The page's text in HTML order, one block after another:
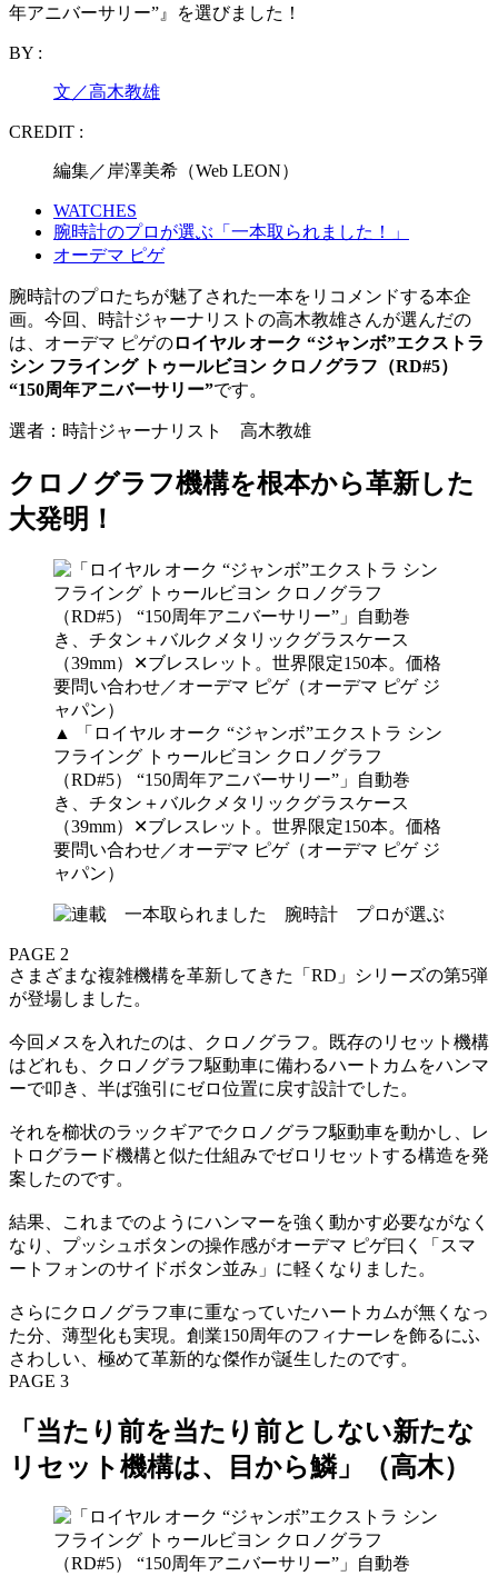
年アニバーサリー”』を選びました！
BY :
文／高木教雄
CREDIT :
編集／岸澤美希（Web LEON）
WATCHES
腕時計のプロが選ぶ「一本取られました！」
オーデマ ピゲ
腕時計のプロたちが魅了された一本をリコメンドする本企
画。今回、時計ジャーナリストの高木教雄さんが選んだの
は、オーデマ ピゲのロイヤル オーク “ジャンボ”エクストラ
シン フライング トゥールビヨン クロノグラフ（RD#5）
“150周年アニバーサリー”です。
選者：時計ジャーナリスト 高木教雄
クロノグラフ機構を根本から革新した
大発明！
▲ 「ロイヤル オーク “ジャンボ”エクストラ シン
フライング トゥールビヨン クロノグラフ
（RD#5） “150周年アニバーサリー”」自動巻
き、チタン＋バルクメタリックグラスケース
（39mm）✕ブレスレット。世界限定150本。価格
要問い合わせ／オーデマ ピゲ（オーデマ ピゲ ジ
ャパン）
PAGE 2
さまざまな複雑機構を革新してきた「RD」シリーズの第5弾
が登場しました。
今回メスを入れたのは、クロノグラフ。既存のリセット機構
はどれも、クロノグラフ駆動車に備わるハートカムをハンマ
ーで叩き、半ば強引にゼロ位置に戻す設計でした。
それを櫛状のラックギアでクロノグラフ駆動車を動かし、レ
トログラード機構と似た仕組みでゼロリセットする構造を発
案したのです。
結果、これまでのようにハンマーを強く動かす必要ながなく
なり、プッシュボタンの操作感がオーデマ ピゲ曰く「スマ
ートフォンのサイドボタン並み」に軽くなりました。
さらにクロノグラフ車に重なっていたハートカムが無くなっ
た分、薄型化も実現。創業150周年のフィナーレを飾るにふ
さわしい、極めて革新的な傑作が誕生したのです。
PAGE 3
「当たり前を当たり前としない新たな
リセット機構は、目から鱗」（高木）